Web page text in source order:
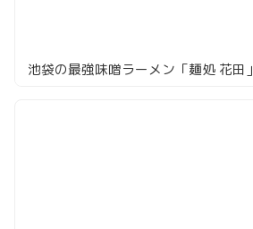
池袋の最強味噌ラーメン「麺処 花田」